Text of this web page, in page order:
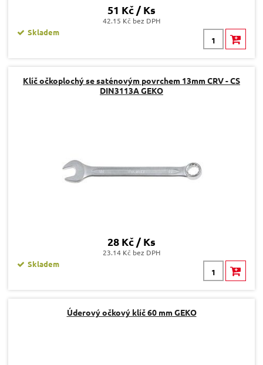
51 Kč / Ks
42.15 Kč bez DPH
Skladem
Klíč očkoplochý se saténovým povrchem 13mm CRV - CS
DIN3113A GEKO
28 Kč / Ks
23.14 Kč bez DPH
Skladem
Úderový očkový klíč 60 mm GEKO